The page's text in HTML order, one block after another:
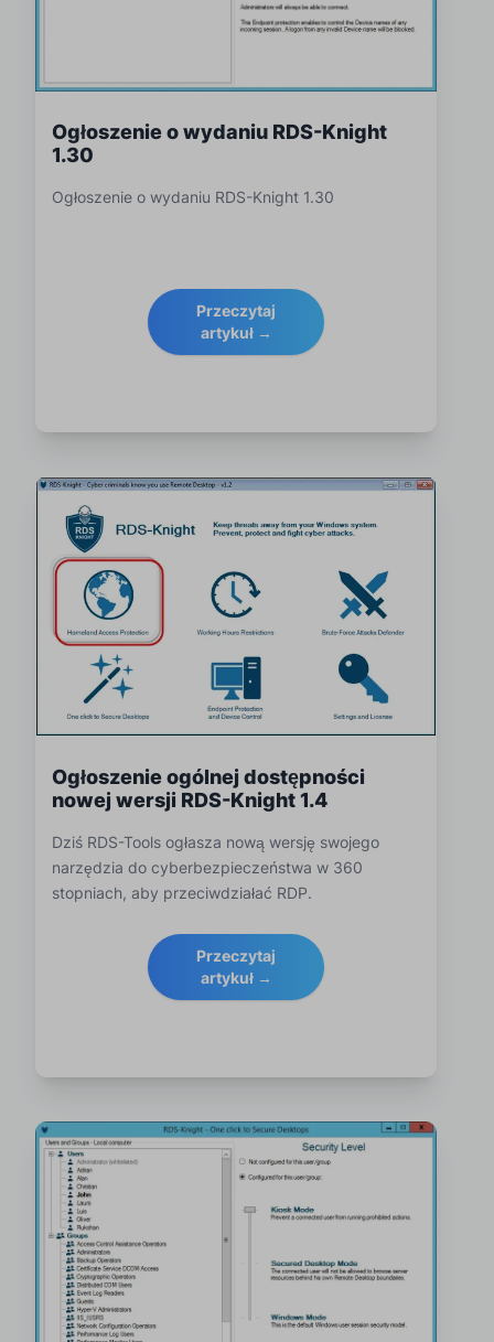
Ogłoszenie o wydaniu RDS-Knight
1.30
Ogłoszenie o wydaniu RDS-Knight 1.30
Przeczytaj
artykuł →
Ogłoszenie ogólnej dostępności
nowej wersji RDS-Knight 1.4
Dziś RDS-Tools ogłasza nową wersję swojego
narzędzia do cyberbezpieczeństwa w 360
stopniach, aby przeciwdziałać RDP.
Przeczytaj
artykuł →